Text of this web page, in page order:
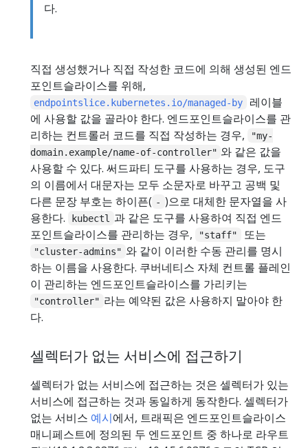
다.
직접 생성했거나 직접 작성한 코드에 의해 생성된 엔드
포인트슬라이스를 위해,
endpointslice.kubernetes.io/managed-by
레이블
에 사용할 값을 골라야 한다. 엔드포인트슬라이스를 관
리하는 컨트롤러 코드를 직접 작성하는 경우,
"my-
domain.example/name-of-controller" 와 같은 값을
사용할 수 있다. 써드파티 도구를 사용하는 경우, 도구
의 이름에서 대문자는 모두 소문자로 바꾸고 공백 및
다른 문장 부호는 하이픈( - )으로 대체한 문자열을 사
용한다.
kubectl
과 같은 도구를 사용하여 직접 엔드
포인트슬라이스를 관리하는 경우,
"staff" 또는
"cluster-admins" 와 같이 이러한 수동 관리를 명시
하는 이름을 사용한다. 쿠버네티스 자체 컨트롤 플레인
이 관리하는 엔드포인트슬라이스를 가리키는
"controller" 라는 예약된 값은 사용하지 말아야 한
다.
셀렉터가 없는 서비스에 접근하기
셀렉터가 없는 서비스에 접근하는 것은 셀렉터가 있는
서비스에 접근하는 것과 동일하게 동작한다. 셀렉터가
없는 서비스 예시에서, 트래픽은 엔드포인트슬라이스
매니페스트에 정의된 두 엔드포인트 중 하나로 라우트